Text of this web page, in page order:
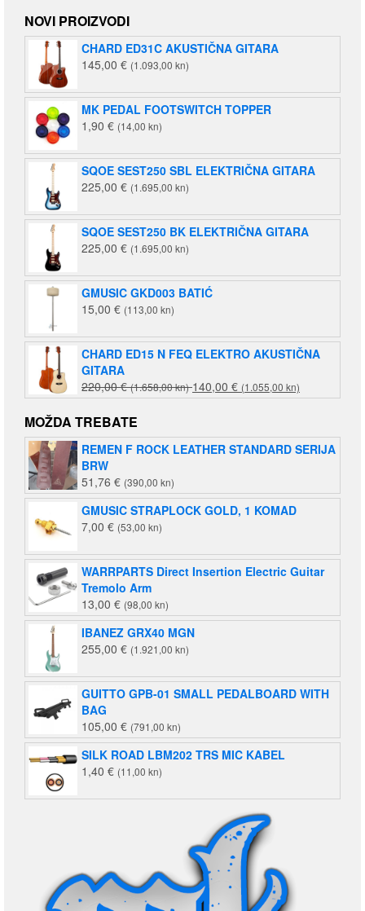
NOVI PROIZVODI
CHARD ED31C AKUSTIČNA GITARA
145,00 € (1.093,00 kn)
MK PEDAL FOOTSWITCH TOPPER
1,90 € (14,00 kn)
SQOE SEST250 SBL ELEKTRIČNA GITARA
225,00 € (1.695,00 kn)
SQOE SEST250 BK ELEKTRIČNA GITARA
225,00 € (1.695,00 kn)
GMUSIC GKD003 BATIĆ
15,00 € (113,00 kn)
CHARD ED15 N FEQ ELEKTRO AKUSTIČNA
GITARA
220,00€ (1.658,00 kn)Izvorna
cijena
je:
220,00 €
140,00 € (1.055,00 kn)
cijena
140,00 €
(1.055,00
MOŽDA TREBATE
REMEN F ROCK LEATHER STANDARD SERIJA
BRW
51,76 € (390,00 kn)
GMUSIC STRAPLOCK GOLD, 1 KOMAD
7,00 € (53,00 kn)
WARRPARTS Direct Insertion Electric Guitar
Tremolo Arm
13,00 € (98,00 kn)
IBANEZ GRX40 MGN
255,00 € (1.921,00 kn)
GUITTO GPB-01 SMALL PEDALBOARD WITH
BAG
105,00 € (791,00 kn)
SILK ROAD LBM202 TRS MIC KABEL
1,40 € (11,00 kn)